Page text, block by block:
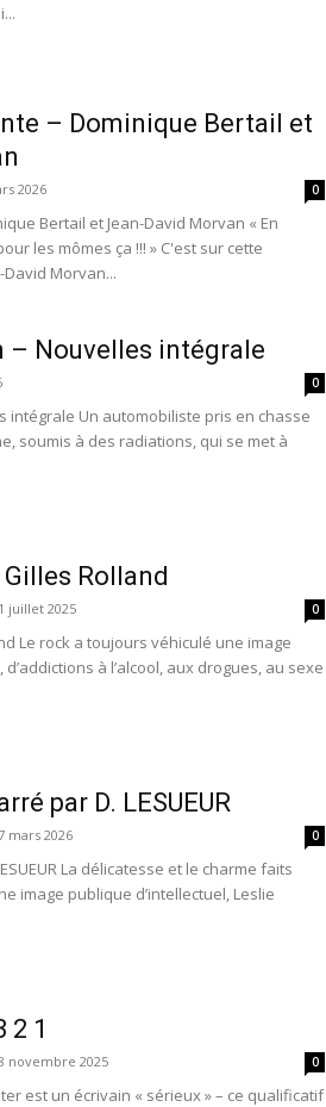
– Dominique Bertail et
2026 0
Bertail et Jean-David Morvan « En
les mômes ça !!! » C'est sur cette
Morvan...
– Nouvelles intégrale
0
intégrale Un automobiliste pris en chasse
soumis à des radiations, qui se met à
Gilles Rolland
juillet 2025 0
Le rock a toujours véhiculé une image
d’addictions à l’alcool, aux drogues, au sexe
par D. LESUEUR
mars 2026 0
La délicatesse et le charme faits
image publique d’intellectuel, Leslie
2 1
novembre 2025 0
est un écrivain « sérieux » – ce qualificatif